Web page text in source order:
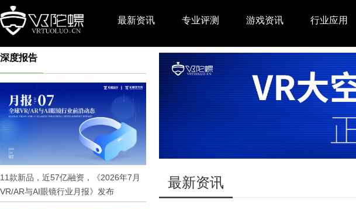
最新资讯 专业评测 游戏资讯 行业应用
深度报告
11款新品，近57亿融资，《2026年7月
VR/AR与AI眼镜行业月报》发布
最新资讯